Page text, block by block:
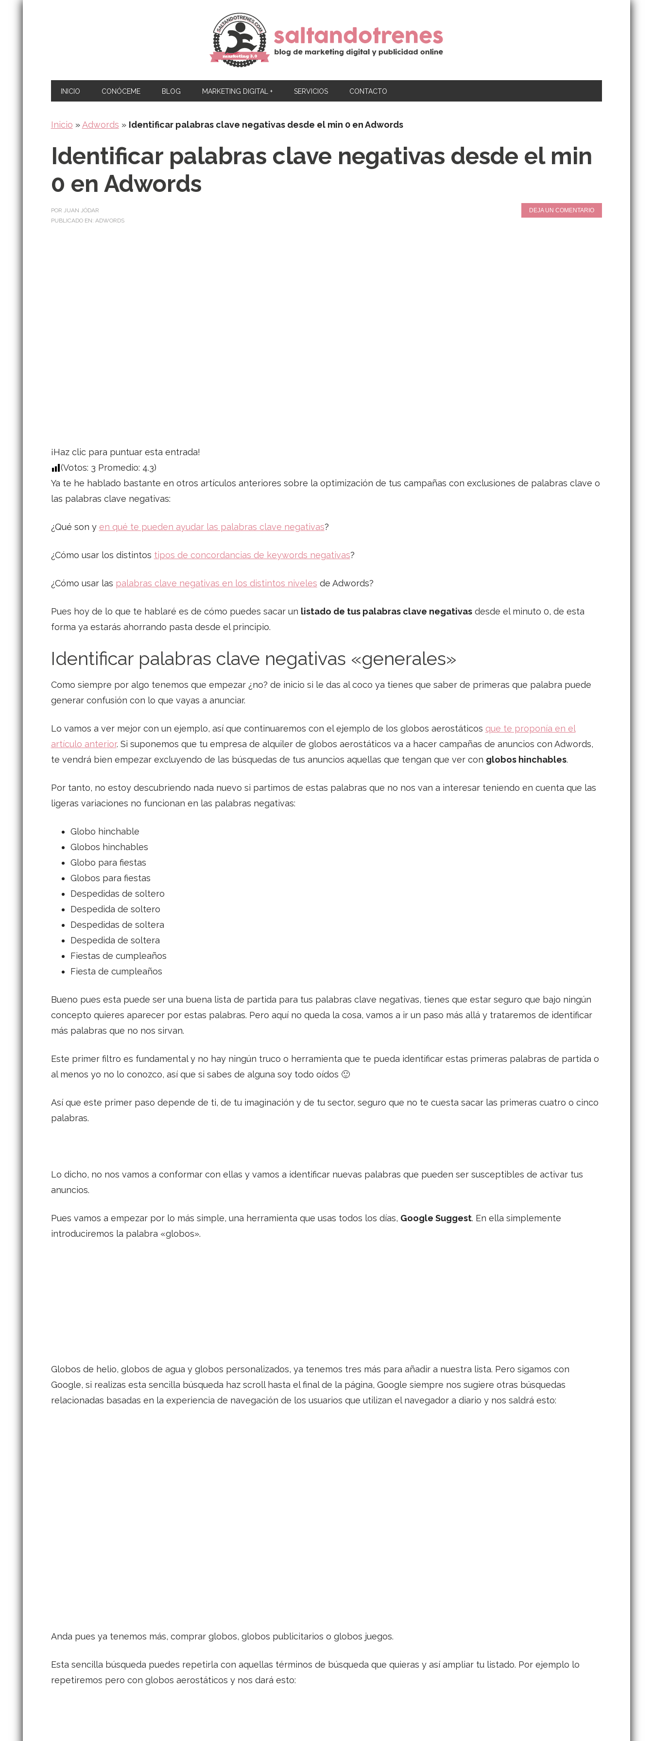
INICIO CONÓCEME BLOG MARKETING DIGITAL + SERVICIOS CONTACTO
Inicio » Adwords » Identificar palabras clave negativas desde el min 0 en Adwords
Identificar palabras clave negativas desde el min
0 en Adwords
POR JUAN JÓDAR
DEJA UN COMENTARIO
PUBLICADO EN: ADWORDS
¡Haz clic para puntuar esta entrada!
(Votos: 3 Promedio: 4.3)
Ya te he hablado bastante en otros artículos anteriores sobre la optimización de tus campañas con exclusiones de palabras clave o
las palabras clave negativas:
¿Qué son y en qué te pueden ayudar las palabras clave negativas?
¿Cómo usar los distintos tipos de concordancias de keywords negativas?
¿Cómo usar las palabras clave negativas en los distintos niveles de Adwords?
Pues hoy de lo que te hablaré es de cómo puedes sacar un listado de tus palabras clave negativasdesde el minuto 0, de esta
forma ya estarás ahorrando pasta desde el principio.
Identificar palabras clave negativas «generales»
Como siempre por algo tenemos que empezar ¿no? de inicio si le das al coco ya tienes que saber de primeras que palabra puede
generar confusión con lo que vayas a anunciar.
Lo vamos a ver mejor con un ejemplo, así que continuaremos con el ejemplo de los globos aerostáticos que te proponía en el
artículo anterior. Si suponemos que tu empresa de alquiler de globos aerostáticos va a hacer campañas de anuncios con Adwords,
te vendrá bien empezar excluyendo de las búsquedas de tus anuncios aquellas que tengan que ver con globos hinchables.
Por tanto, no estoy descubriendo nada nuevo si partimos de estas palabras que no nos van a interesar teniendo en cuenta que las
ligeras variaciones no funcionan en las palabras negativas:
Globo hinchable
Globos hinchables
Globo para fiestas
Globos para fiestas
Despedidas de soltero
Despedida de soltero
Despedidas de soltera
Despedida de soltera
Fiestas de cumpleaños
Fiesta de cumpleaños
Bueno pues esta puede ser una buena lista de partida para tus palabras clave negativas, tienes que estar seguro que bajo ningún
concepto quieres aparecer por estas palabras. Pero aquí no queda la cosa, vamos a ir un paso más allá y trataremos de identificar
más palabras que no nos sirvan.
Este primer filtro es fundamental y no hay ningún truco o herramienta que te pueda identificar estas primeras palabras de partida o
al menos yo no lo conozco, así que si sabes de alguna soy todo oídos 🙂
Así que este primer paso depende de ti, de tu imaginación y de tu sector, seguro que no te cuesta sacar las primeras cuatro o cinco
palabras.
Lo dicho, no nos vamos a conformar con ellas y vamos a identificar nuevas palabras que pueden ser susceptibles de activar tus
anuncios.
Pues vamos a empezar por lo más simple, una herramienta que usas todos los días, Google Suggest. En ella simplemente
introduciremos la palabra «globos».
Globos de helio, globos de agua y globos personalizados, ya tenemos tres más para añadir a nuestra lista. Pero sigamos con
Google, si realizas esta sencilla búsqueda haz scroll hasta el final de la página, Google siempre nos sugiere otras búsquedas
relacionadas basadas en la experiencia de navegación de los usuarios que utilizan el navegador a diario y nos saldrá esto:
Anda pues ya tenemos más, comprar globos, globos publicitarios o globos juegos.
Esta sencilla búsqueda puedes repetirla con aquellas términos de búsqueda que quieras y así ampliar tu listado. Por ejemplo lo
repetiremos pero con globos aerostáticos y nos dará esto: